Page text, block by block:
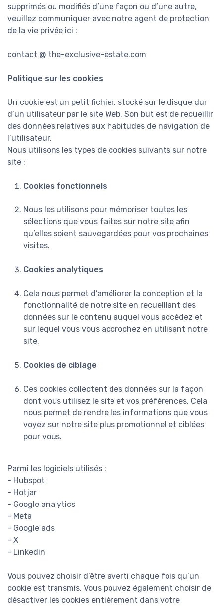
supprimés ou modifiés d’une façon ou d’une autre,
veuillez communiquer avec notre agent de protection
de la vie privée ici :
contact @ the-exclusive-estate.com
Politique sur les cookies
Un cookie est un petit fichier, stocké sur le disque dur
d’un utilisateur par le site Web. Son but est de recueillir
des données relatives aux habitudes de navigation de
l’utilisateur.
Nous utilisons les types de cookies suivants sur notre
site :
Cookies fonctionnels
Nous les utilisons pour mémoriser toutes les
sélections que vous faites sur notre site afin
qu’elles soient sauvegardées pour vos prochaines
visites.
Cookies analytiques
Cela nous permet d’améliorer la conception et la
fonctionnalité de notre site en recueillant des
données sur le contenu auquel vous accédez et
sur lequel vous vous accrochez en utilisant notre
site.
Cookies de ciblage
Ces cookies collectent des données sur la façon
dont vous utilisez le site et vos préférences. Cela
nous permet de rendre les informations que vous
voyez sur notre site plus promotionnel et ciblées
pour vous.
Parmi les logiciels utilisés :
- Hubspot
- Hotjar
- Google analytics
- Meta
- Google ads
- X
- Linkedin
Vous pouvez choisir d’être averti chaque fois qu’un
cookie est transmis. Vous pouvez également choisir de
désactiver les cookies entièrement dans votre